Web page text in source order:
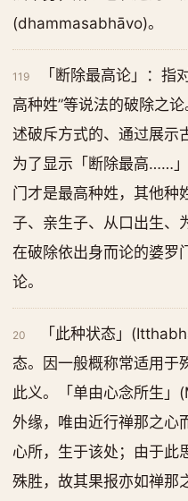
(dhammasabhāvo)。
119
「断除最高论」：指
高种姓”等说法的破除之
述破斥方式的、通过展示
为了显示「断除最高……
门才是最高种姓，其他种
子、亲生子、从口出生、
在破除依出身而论的婆罗
论。
20
「此种状态」
态。因一般概称常适用于
此义。「单由心念所生
外缘，唯由近行禅那之心
心所，生于该处；由于此
殊胜，故其果报亦如禅那